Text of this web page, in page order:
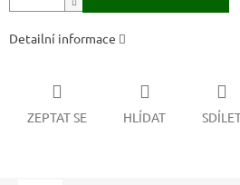
Detailní informace
ZEPTAT SE HLÍDAT